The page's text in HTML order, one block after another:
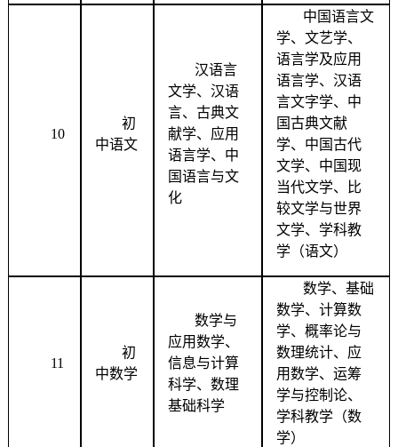
10
初
中语文
汉语言
文学、汉语
言、古典文
献学、应用
语言学、中
国语言与文
化
中国语言文
学、文艺学、
语言学及应用
语言学、汉语
言文字学、中
国古典文献
学、中国古代
文学、中国现
当代文学、比
较文学与世界
文学、学科教
学（语文）
11
初
中数学
数学与
应用数学、
信息与计算
科学、数理
基础科学
数学、基础
数学、计算数
学、概率论与
数理统计、应
用数学、运筹
学与控制论、
学科教学（数
学）